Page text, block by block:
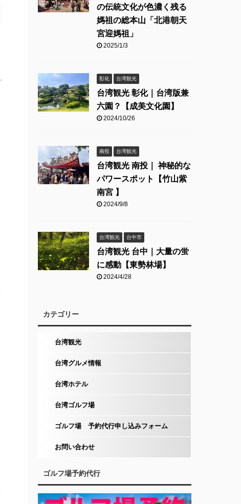
の伝統文化が色濃く残る
媽祖の総本山「北港朝天
宮迎媽祖」
2025/1/3
彰化 台湾観光
台湾観光 彰化｜台湾版兼
六園？【成美文化園】
2024/10/26
南投 台湾観光
台湾観光 南投｜ 神秘的な
パワースポット【竹山紫
南宮 】
2024/9/8
台湾観光 台中市
台湾観光 台中｜大量の蛍
に感動【東勢林場】
2024/4/28
カテゴリー
台湾観光
台湾グルメ情報
台湾ホテル
台湾ゴルフ場
ゴルフ場 予約代行申し込みフォーム
お問い合わせ
ゴルフ場予約代行